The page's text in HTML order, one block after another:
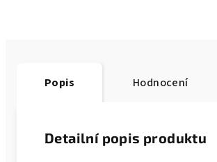
Popis Hodnocení
Detailní popis produktu